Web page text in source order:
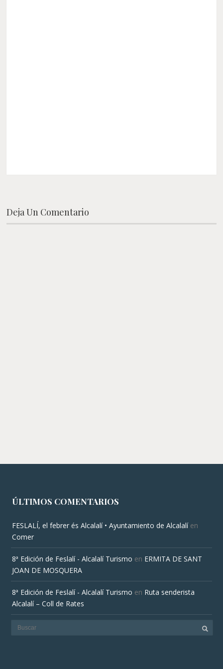
Deja Un Comentario
ÚLTIMOS COMENTARIOS
FESLALÍ, el febrer és Alcalalí • Ayuntamiento de Alcalalíen
Comer
8ª Edición de Feslalí - Alcalalí Turismo en ERMITA DE SANT
JOAN DE MOSQUERA
8ª Edición de Feslalí - Alcalalí Turismo en Ruta senderista
Alcalalí – Coll de Rates